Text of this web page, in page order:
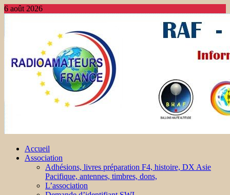
6 août 2026
Accueil
Association
Adhésions, livres préparation F4, histoire, DX Asie
Pacifique, antennes, timbres, dons,
L’association